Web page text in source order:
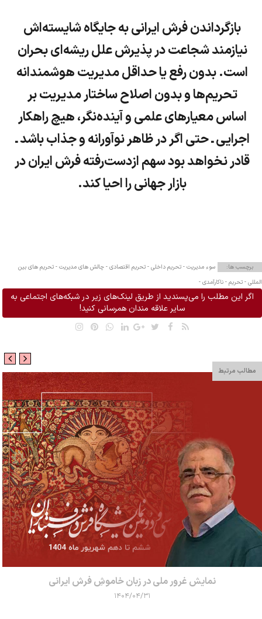
بازگرداندن فرش ایرانی به جایگاه شایسته‌اش
نیازمند شجاعت در پذیرش علل ریشه‌ای بحران
است. بدون رفع یا حداقل مدیریت هوشمندانه
تحریم‌ها و بدون اصلاح ساختار مدیریت بر
اساس معیارهای علمی و آینده‌نگر، هیچ راهکار
اجرایی ـ حتی اگر در ظاهر نوآورانه و جذاب باشد ـ
قادر نخواهد بود سهم ازدست‌رفته فرش ایران در
بازار جهانی را احیا کند.
برچسب ها: سوء مدیریت - تحریم داخلی - تحریم اقتصادی - چالش های مدیریت - تحریم‌ های بین
المللی - تحریم - ناکارآمدی -
اگر این مطلب را می‌پسندید از طریق لینک‌های زیر در شبکه‌های اجتماعی به
سایر علاقه مندان همرسانی کنید!
مطالب مرتبط
نمایش غرور ملی در زبان خاموشِ فرش ایرانی
۱۴۰۴/۰۴/۳۱